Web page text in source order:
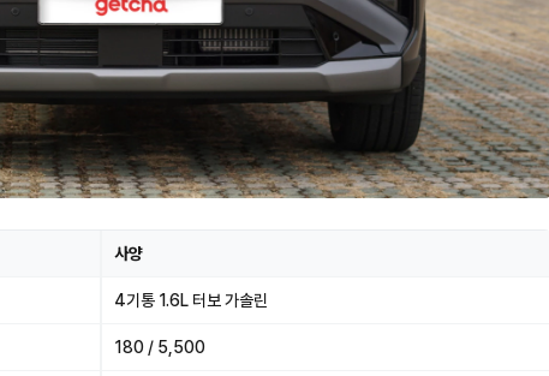
사양
4기통 1.6L 터보 가솔린
180 / 5,500